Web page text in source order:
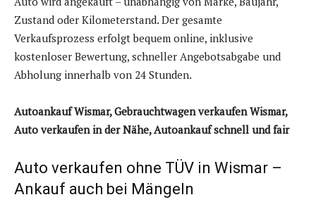
Zustand oder Kilometerstand. Der gesamte
Verkaufsprozess erfolgt bequem online, inklusive
kostenloser Bewertung, schneller Angebotsabgabe und
Abholung innerhalb von 24 Stunden.
Autoankauf Wismar, Gebrauchtwagen verkaufen Wismar,
Auto verkaufen in der Nähe, Autoankauf schnell und fair
Auto verkaufen ohne TÜV in Wismar –
Ankauf auch bei Mängeln